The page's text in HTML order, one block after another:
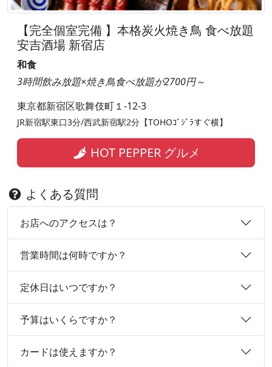
【完全個室完備 】本格炭火焼き鳥 食べ放題
安吉酒場 新宿店
和食
3時間飲み放題×焼き鳥食べ放題が2700円～
東京都新宿区歌舞伎町１-12-3
JR新宿駅東口3分/西武新宿駅2分【TOHOｺﾞｼﾞﾗすぐ横】
HOT PEPPER グルメ
よくある質問
お店へのアクセスは？
営業時間は何時ですか？
定休日はいつですか？
予算はいくらですか？
カードは使えますか？